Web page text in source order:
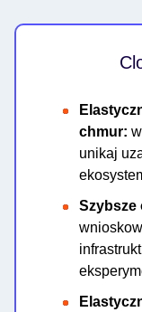
chmur:
unikaj
Szybsze